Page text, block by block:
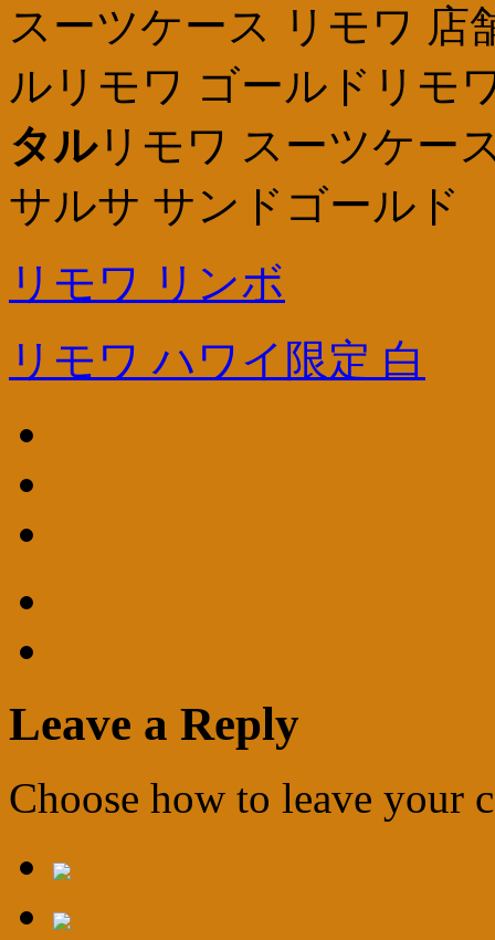
スーツケース リモワ 店
ルリモワ ゴールドリモ
タルリモワ スーツケー
サルサ サンドゴールド
リモワ リンボ
リモワ ハワイ限定 白
Leave a Reply
Choose how to leave your